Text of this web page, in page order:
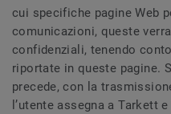
cui specifiche pagine Web
comunicazioni, queste
confidenziali, tenendo
riportate in queste pagine.
precede, con la
l’utente assegna a Tarkett